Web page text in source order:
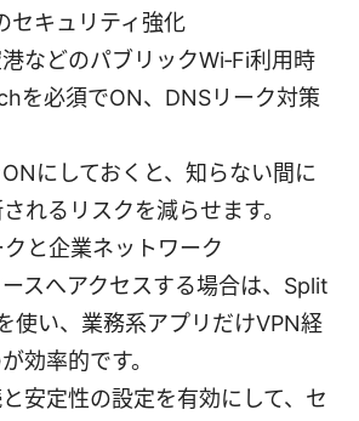
セキュリティ強化
などのパブリックWi‑Fi利用時
を必須でON、DNSリーク対策
にしておくと、知らない間に
れるリスクを減らせます。
と企業ネットワーク
スへアクセスする場合は、Split
使い、業務系アプリだけVPN経
効率的です。
安定性の設定を有効にして、セ